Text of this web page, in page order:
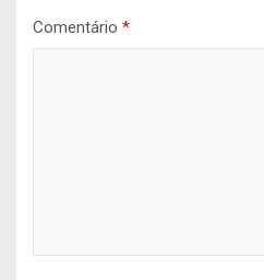
Comentário *